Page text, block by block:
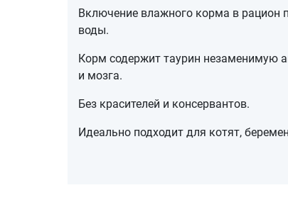
Включение влажного корма в рацион
воды.
Корм содержит таурин незаменимую
и мозга.
Без красителей и консервантов.
Идеально подходит для котят,